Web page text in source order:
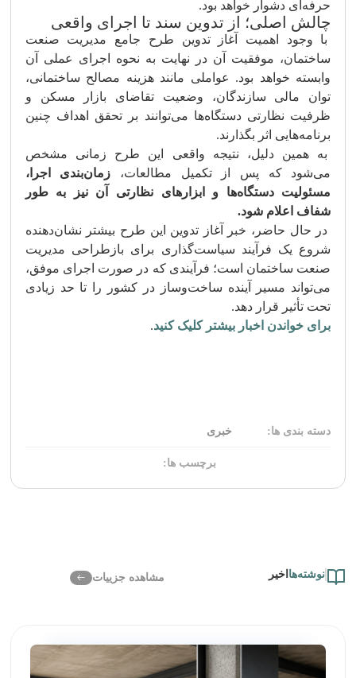
حرفه‌ای دشوار خواهد بود.
چالش اصلی؛ از تدوین سند تا اجرای واقعی
با وجود اهمیت آغاز تدوین طرح جامع مدیریت صنعت
ساختمان، موفقیت آن در نهایت به نحوه اجرای عملی آن
وابسته خواهد بود. عواملی مانند هزینه مصالح ساختمانی،
توان مالی سازندگان، وضعیت تقاضای بازار مسکن و
ظرفیت نظارتی دستگاه‌ها می‌توانند بر تحقق اهداف چنین
برنامه‌هایی اثر بگذارند.
به همین دلیل، نتیجه واقعی این طرح زمانی مشخص
می‌شود که پس از تکمیل مطالعات، زمان‌بندی اجرا،
مسئولیت دستگاه‌ها و ابزارهای نظارتی آن نیز به طور
شفاف اعلام شود.
در حال حاضر، خبر آغاز تدوین این طرح بیشتر نشان‌دهنده
شروع یک فرآیند سیاست‌گذاری برای بازطراحی مدیریت
صنعت ساختمان است؛ فرآیندی که در صورت اجرای موفق،
می‌تواند مسیر آینده ساخت‌وساز در کشور را تا حد زیادی
تحت تأثیر قرار دهد.
برای خواندن اخبار بیشتر کلیک کنید.
دسته بندی ها: خبری
برچسب ها:
نوشته‌ها اخیر مشاهده جزییات